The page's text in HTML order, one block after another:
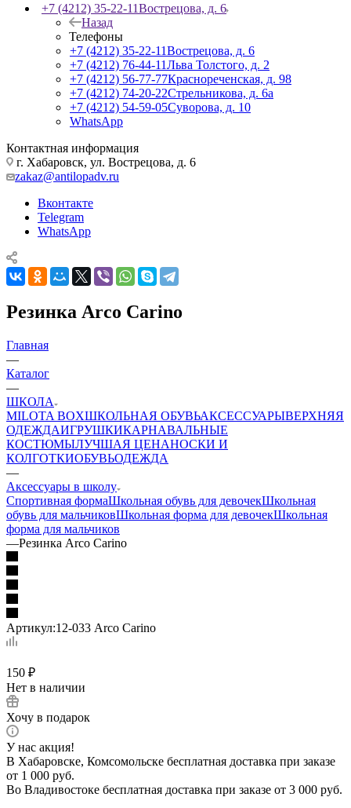
+7 (4212) 35-22-11Вострецова, д. 6
Назад
Телефоны
+7 (4212) 35-22-11Вострецова, д. 6
+7 (4212) 76-44-11Льва Толстого, д. 2
+7 (4212) 56-77-77Краснореченская, д. 98
+7 (4212) 74-20-22Стрельникова, д. 6а
+7 (4212) 54-59-05Суворова, д. 10
WhatsApp
Контактная информация
г. Хабаровск, ул. Вострецова, д. 6
zakaz@antilopadv.ru
Вконтакте
Telegram
WhatsApp
Резинка Arco Carino
Главная
—
Каталог
—
ШКОЛА
MILOTA BOXШКОЛЬНАЯ ОБУВЬАКСЕССУАРЫВЕРХНЯЯ
ОДЕЖДАИГРУШКИКАРНАВАЛЬНЫЕ
КОСТЮМЫЛУЧШАЯ ЦЕНАНОСКИ И
КОЛГОТКИОБУВЬОДЕЖДА
—
Аксессуары в школу
Спортивная формаШкольная обувь для девочекШкольная
обувь для мальчиковШкольная форма для девочекШкольная
форма для мальчиков
—Резинка Arco Carino
Артикул:12-033 Arco Carino
150 ₽
Нет в наличии
Хочу в подарок
У нас акция!
В Хабаровске, Комсомольске бесплатная доставка при заказе
от 1 000 руб.
Во Владивостоке бесплатная доставка при заказе от 3 000 руб.